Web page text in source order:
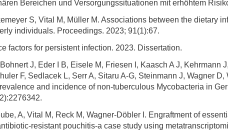
für Forschung und Transfer und
wissenschaftliche Praxis
Kommission
Ombudswesen und Ombudsperson
Für
Für
Bereichen und Versorgungssituationen mit erhöhtem
S, Vital M, Müller M. Associations between the dietary
individuals. Proceedings. 2023; 91(1):67.
factors for persistent infection. 2023. Dissertation.
J, Eder I B, Eisele M, Friesen I, Kaasch A J, Kehrmann
F, Sedlacek L, Serr A, Sitaru A-G, Steinmann J, Wagner
and incidence of non-tuberculous Mycobacteria in
A, Vital M, Reck M, Wagner-Döbler I. Engraftment of
resistant pouchitis-a case study using